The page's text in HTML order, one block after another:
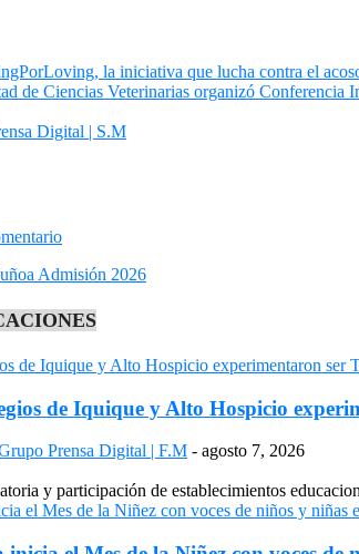
la iniciativa que lucha contra el
de Ciencias Veterinarias organizó Conferencia
Digital | S.M
de Iquique y Alto Hospicio
Prensa Digital | F.M - agosto 7, 2026
y participación de establecimientos